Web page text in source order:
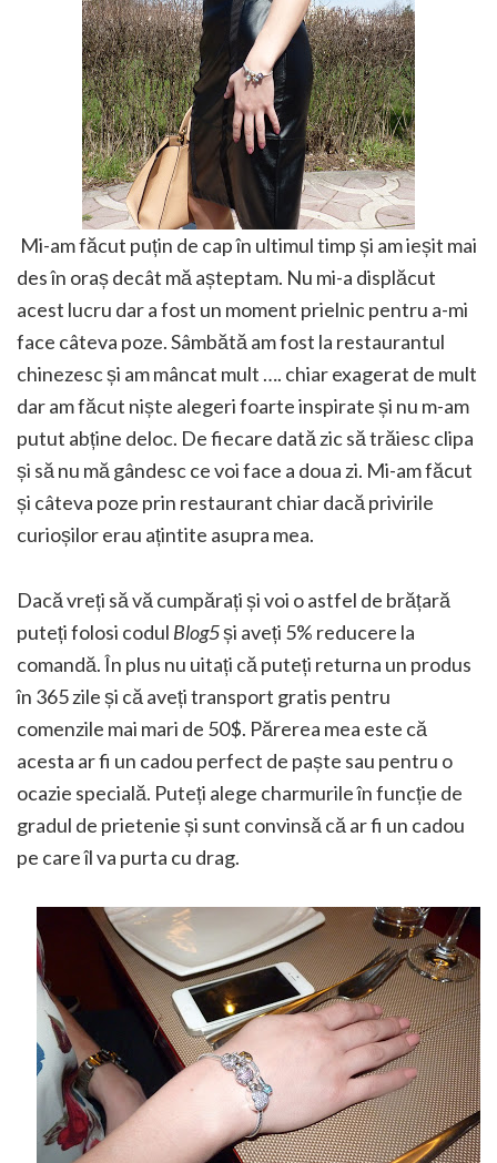
Mi-am făcut puțin de cap în ultimul timp și am ieșit mai
des în oraș decât mă așteptam. Nu mi-a displăcut
acest lucru dar a fost un moment prielnic pentru a-mi
face câteva poze. Sâmbătă am fost la restaurantul
chinezesc și am mâncat mult …. chiar exagerat de mult
dar am făcut niște alegeri foarte inspirate și nu m-am
putut abține deloc. De fiecare dată zic să trăiesc clipa
și să nu mă gândesc ce voi face a doua zi. Mi-am făcut
și câteva poze prin restaurant chiar dacă privirile
curioșilor erau ațintite asupra mea.
Dacă vreți să vă cumpărați și voi o astfel de brățară
puteți folosi codul Blog5și aveți 5% reducere la
comandă. În plus nu uitați că puteți returna un produs
în 365 zile și că aveți transport gratis pentru
comenzile mai mari de 50$. Părerea mea este că
acesta ar fi un cadou perfect de paște sau pentru o
ocazie specială. Puteți alege charmurile în funcție de
gradul de prietenie și sunt convinsă că ar fi un cadou
pe care îl va purta cu drag.